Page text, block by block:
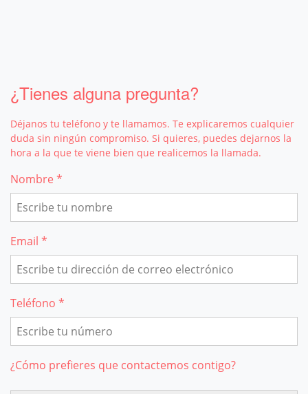
¿Tienes alguna pregunta?
Déjanos tu teléfono y te llamamos. Te explicaremos cualquier
duda sin ningún compromiso. Si quieres, puedes dejarnos la
hora a la que te viene bien que realicemos la llamada.
Nombre *
Email *
Teléfono *
¿Cómo prefieres que contactemos contigo?